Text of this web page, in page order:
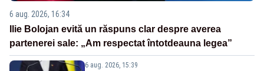
6 aug. 2026, 16:34
Ilie Bolojan evită un răspuns clar despre averea
partenerei sale: „Am respectat întotdeauna legea”
6 aug. 2026, 15:39